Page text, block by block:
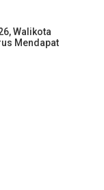
Walikota
Mendapat